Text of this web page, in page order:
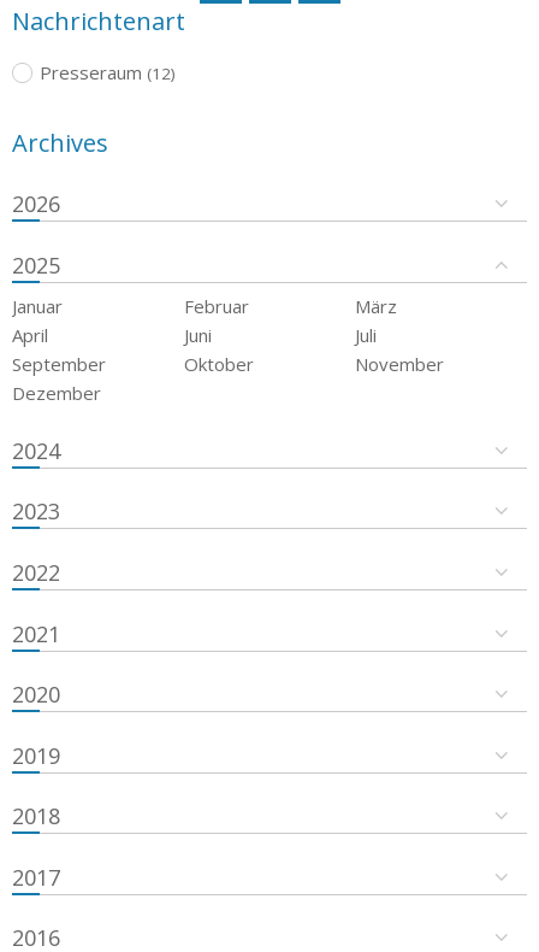
Nachrichtenart
Presseraum (12)
Archives
2026
2025
Januar Februar
März
April
Juni
Juli
September
Oktober
November
Dezember
2024
2023
2022
2021
2020
2019
2018
2017
2016